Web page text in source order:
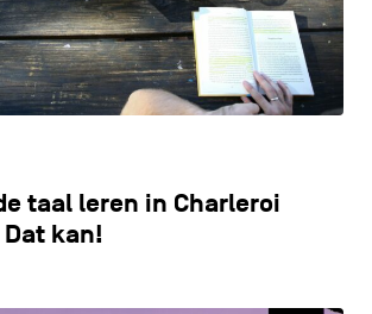
taal leren in Charleroi
kan!